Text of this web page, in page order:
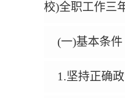
校)全职工作三
(一)基本条件
1.坚持正确